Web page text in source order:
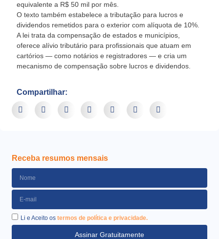
equivalente a R$ 50 mil por mês.
O texto também estabelece a tributação para lucros e
dividendos remetidos para o exterior com alíquota de 10%.
A lei trata da compensação de estados e municípios,
oferece alívio tributário para profissionais que atuam em
cartórios — como notários e registradores — e cria um
mecanismo de compensação sobre lucros e dividendos.
Compartilhar:
Receba resumos mensais
Li e Aceito os termos de política e privacidade.
Assinar Gratuitamente